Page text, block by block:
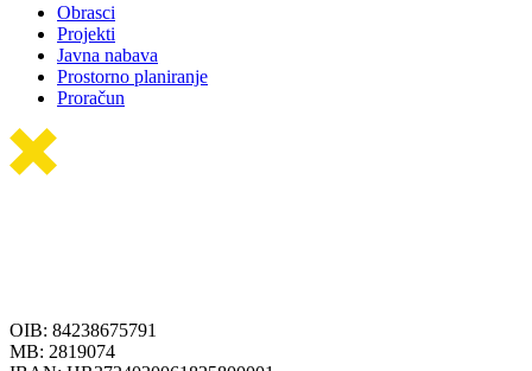
Obrasci
Projekti
Javna nabava
Prostorno planiranje
Proračun
OIB: 84238675791
MB: 2819074